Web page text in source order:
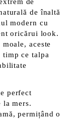
de înaltă
modern cu
oricărui look.
aceste
timp ce talpa
perfect
la mers.
permițând o